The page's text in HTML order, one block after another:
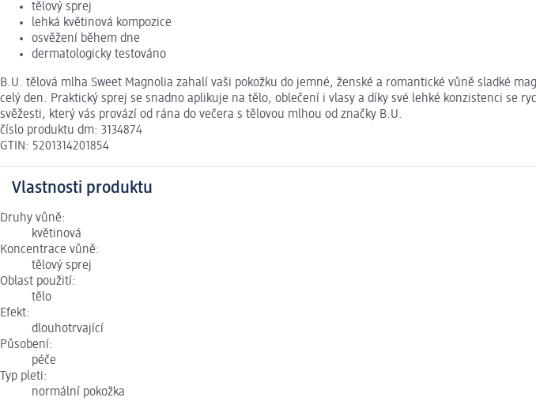
tělový sprej
lehká květinová kompozice
osvěžení během dne
dermatologicky testováno
B.U. tělová mlha Sweet Magnolia zahalí vaši pokožku do jemné, ženské a romantické vůně sladké
celý den. Praktický sprej se snadno aplikuje na tělo, oblečení i vlasy a díky své lehké konzistenci se
svěžesti, který vás provází od rána do večera s tělovou mlhou od značky B.U.
číslo produktu dm: 3134874
GTIN: 5201314201854
Vlastnosti produktu
Druhy vůně:
květinová
Koncentrace vůně:
tělový sprej
Oblast použití:
tělo
Efekt:
dlouhotrvající
Působení:
péče
Typ pleti:
normální pokožka